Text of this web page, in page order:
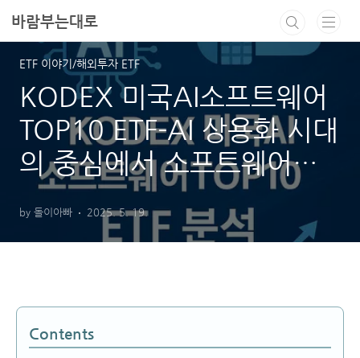
바람부는대로
ETF 이야기/해외투자 ETF
KODEX 미국AI소프트웨어
TOP10 ETF-AI 상용화 시대
의 중심에서 소프트웨어에
투자하다
by 돌이아빠 2025. 5. 19.
Contents